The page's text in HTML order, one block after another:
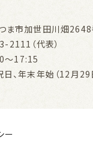
ま市加世田川畑
2111（代表）
～17:15
日、年末年始（12月29
ー